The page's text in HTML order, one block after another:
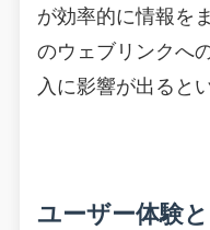
が効率的に情報を
のウェブリンクへ
入に影響が出ると
ユーザー体験